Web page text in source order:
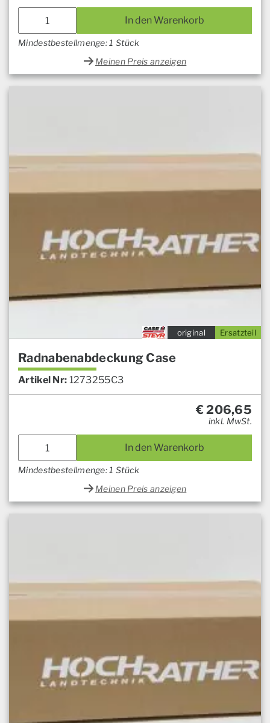
In den Warenkorb
Mindestbestellmenge: 1 Stück
Meinen Preis anzeigen
Ersatzteil
original
Radnabenabdeckung Case
Artikel Nr: 1273255C3
€206,65
inkl. MwSt.
In den Warenkorb
Mindestbestellmenge: 1 Stück
Meinen Preis anzeigen